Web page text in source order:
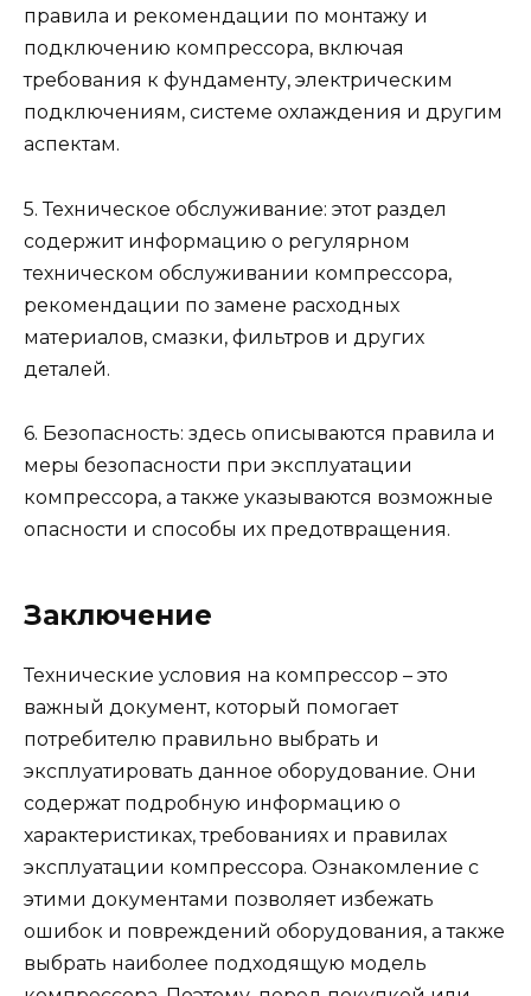
правила и рекомендации по монтажу и
подключению компрессора, включая
требования к фундаменту, электрическим
подключениям, системе охлаждения и другим
аспектам.
5. Техническое обслуживание: этот раздел
содержит информацию о регулярном
техническом обслуживании компрессора,
рекомендации по замене расходных
материалов, смазки, фильтров и других
деталей.
6. Безопасность: здесь описываются правила и
меры безопасности при эксплуатации
компрессора, а также указываются возможные
опасности и способы их предотвращения.
Заключение
Технические условия на компрессор – это
важный документ, который помогает
потребителю правильно выбрать и
эксплуатировать данное оборудование. Они
содержат подробную информацию о
характеристиках, требованиях и правилах
эксплуатации компрессора. Ознакомление с
этими документами позволяет избежать
ошибок и повреждений оборудования, а также
выбрать наиболее подходящую модель